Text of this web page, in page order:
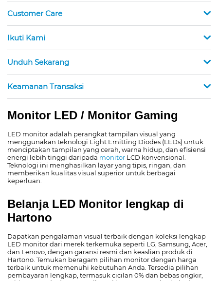
Customer Care
Ikuti Kami
Unduh Sekarang
Keamanan Transaksi
Monitor LED / Monitor Gaming
LED monitor adalah perangkat tampilan visual yang
menggunakan teknologi Light Emitting Diodes (LEDs) untuk
menciptakan tampilan yang cerah, warna hidup, dan efisiensi
energi lebih tinggi daripada monitor LCD konvensional.
Teknologi ini menghasilkan layar yang tipis, ringan, dan
memberikan kualitas visual superior untuk berbagai
keperluan.
Belanja LED Monitor lengkap di
Hartono
Dapatkan pengalaman visual terbaik dengan koleksi lengkap
LED monitor dari merek terkemuka seperti LG, Samsung, Acer,
dan Lenovo, dengan garansi resmi dan keaslian produk di
Hartono. Temukan beragam pilihan monitor dengan harga
terbaik untuk memenuhi kebutuhan Anda. Tersedia pilihan
pembayaran lengkap, termasuk cicilan 0% dan bebas ongkir,